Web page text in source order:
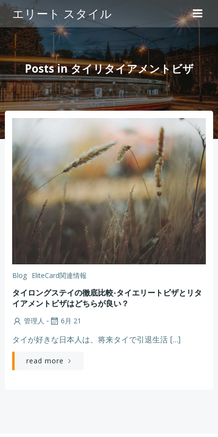
ン
テ
ン
ツ
へ
ス
キ
ッ
プ
エリート スタイル
Posts in タイリタイアメントビザ
Blog EliteCard関連情報
タイロングステイの徹底比較-タイエリートビザとリタ
イアメントビザはどちらが良い？
管理人 - 6月 21
タイが好きな日本人は、将来タイで引退生活 […]
read more